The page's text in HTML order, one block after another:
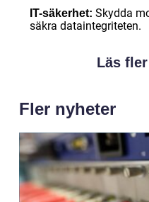
IT-säkerhet: Skydda
säkra dataintegriteten.
Läs
Fler nyheter